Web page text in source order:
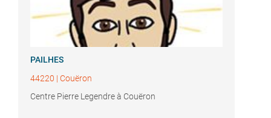
PAILHES
44220 | Couëron
Centre Pierre Legendre à Couëron